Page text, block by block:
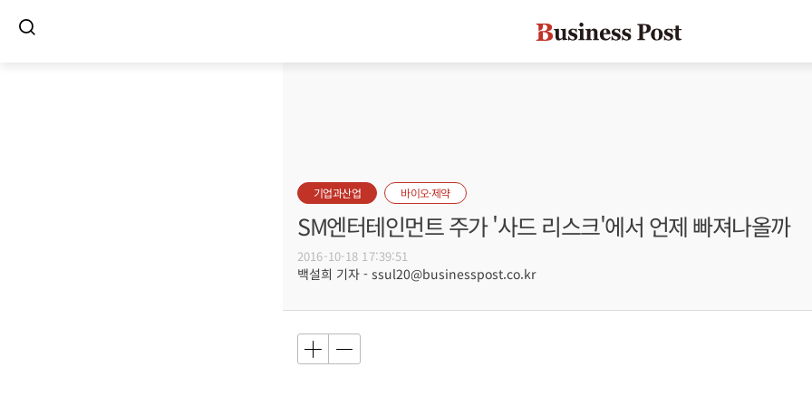
기업과산업 바이오·제약
SM엔터테인먼트 주가 '사드 리스크'에서 언제 빠져나올까
2016-10-18 17:39:51
백설희 기자 - ssul20@businesspost.co.kr